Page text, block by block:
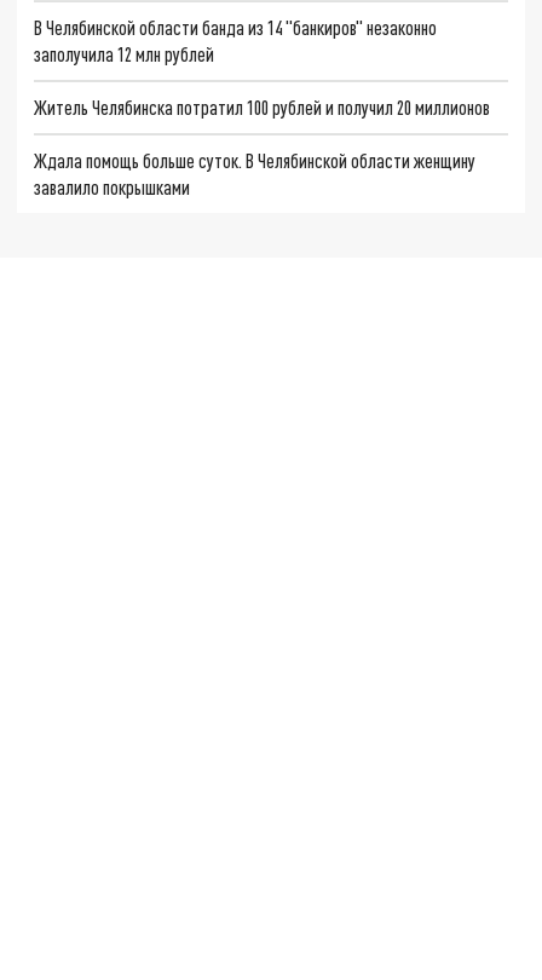
В Челябинской области банда из 14 "банкиров" незаконно
заполучила 12 млн рублей
Житель Челябинска потратил 100 рублей и получил 20 миллионов
Ждала помощь больше суток. В Челябинской области женщину
завалило покрышками